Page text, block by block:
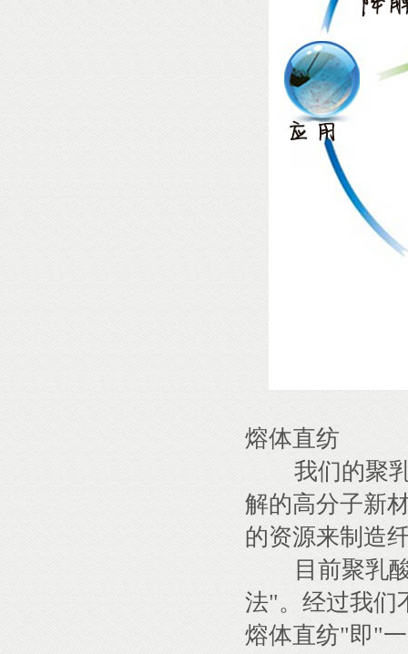
熔体直纺
我们的聚
解的高分子新
的资源来制造
目前聚乳
法"。经过我们
熔体直纺"即"